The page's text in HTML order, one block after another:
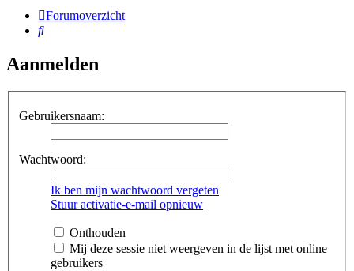
Forumoverzicht
Zoek
Aanmelden
Gebruikersnaam:
Wachtwoord:
Ik ben mijn wachtwoord vergeten
Stuur activatie-e-mail opnieuw
Onthouden
Mij deze sessie niet weergeven in de lijst met online
gebruikers